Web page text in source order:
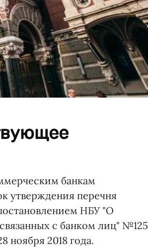
банкам
утверждения перечня
НБУ "О
с банком лиц" №125
ноября 2018 года.